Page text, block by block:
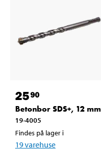
2590
Betonbor SDS+, 12 mm
19-4005
Findes på lager i
19varehuse